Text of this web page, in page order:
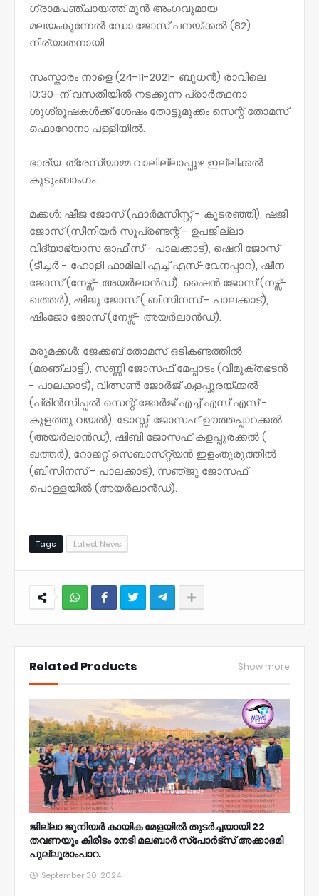
ഗ്രാമപഞ്ചായത്ത് മുൻ അംഗവുമായ
മലയംകുന്നേൽ ഡോ.ജോസ് പനയ്ക്കൽ (82)
നിര്യാതനായി.
സംസ്കാരം നാളെ (24-11-2021- ബുധൻ) രാവിലെ
10:30-ന് വസതിയിൽ നടക്കുന്ന പ്രാർത്ഥനാ
ശുശ്രൂഷകൾക്ക് ശേഷം തോട്ടുമുക്കം സെന്റ് തോമസ്
ഫൊറോനാ പള്ളിയിൽ.
ഭാര്യ: ത്രേസ്യാമ്മ വാലില്ലാപ്പുഴ ഇല്ലിക്കൽ
കുടുംബാംഗം.
മക്കൾ: ഷീജ ജോസ് (ഫാർമസിസ്റ്റ് - കൂടരഞ്ഞി), ഷജി
ജോസ് (സീനിയർ സൂപ്രണ്ടന്റ് - ഉപജില്ലാ
വിദ്യാഭ്യാസ ഓഫീസ് - പാലക്കാട്), ഷെറി ജോസ്
(ടീച്ചർ - ഹോളി ഫാമിലി എച്ച് എസ്-വേനപ്പാറ), ഷീന
ജോസ് (നേഴ്സ്- അയർലാൻഡ്), ഷൈൻ ജോസ് (നഴ്സ്-
ഖത്തർ), ഷിജു ജോസ് ( ബിസിനസ് - പാലക്കാട്),
ഷിംജോ ജോസ് (നേഴ്സ്- അയർലാൻഡ്).
മരുമക്കൾ: ജേക്കബ് തോമസ് ഒടികണ്ടത്തിൽ
(മരഞ്ചാട്ടി), സണ്ണി ജോസഫ് മേപ്പാടം (വിമുക്തഭടൻ
- പാലക്കാട്), വിത്സൺ ജോർജ് കളപ്പുരയ്ക്കൽ
(പ്രിൻസിപ്പൽ സെന്റ് ജോർജ് എച്ച് എസ് എസ് -
കുളത്തു വയൽ), ടോസ്സി ജോസഫ് ഊത്തപ്പാറക്കൽ
(അയർലാൻഡ്), ഷിബി ജോസഫ് കളപ്പുരക്കൽ (
ഖത്തർ), റോജറ്റ് സെബാസ്‌റ്റ്യൻ ഇളംതുരുത്തിൽ
(ബിസിനസ് - പാലക്കാട്), സഞ്‌ജു ജോസഫ്
പൊള്ളയിൽ (അയർലാൻഡ്).
Tags Latest News
Related Products Show more
ജില്ലാ ജൂനിയർ കായിക മേളയില്‍ തുടർച്ചയായി 22
തവണയും കിരീടം നേടി മലബാർ സ്പോർട്സ് അക്കാദമി
പുല്ലൂരാംപാറ.
September 30, 2024